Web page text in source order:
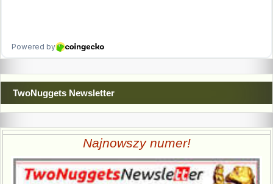
TwoNuggets Newsletter
Najnowszy numer!